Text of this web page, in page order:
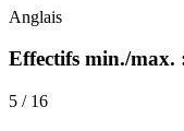
Anglais
Effectifs min./max.
5 / 16